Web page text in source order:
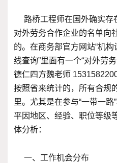
路桥工程师在国外确实存
对外劳务合作企业的名单向
的。在商务部官方网站“机构
线查询”里面有一个“对外劳
德仁四方魏老师
按照省来统计的，所有合规
里。尤其是在参与“一带一
平因地区、经验、职位等级
体分析：
一、工作机会分布